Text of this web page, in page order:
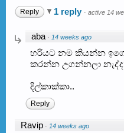
Reply 1 reply · active 14
aba · 14 weeks ago
හරියට නම කියන්න
කරන්න උගන්නලා
දිල්කාක්කා..
Reply
Ravip · 14 weeks ago